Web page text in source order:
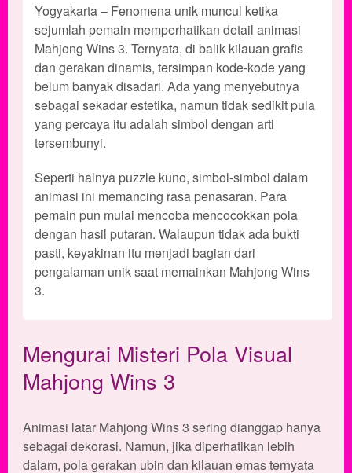
Yogyakarta – Fenomena unik muncul ketika
sejumlah pemain memperhatikan detail animasi
Mahjong Wins 3. Ternyata, di balik kilauan grafis
dan gerakan dinamis, tersimpan kode-kode yang
belum banyak disadari. Ada yang menyebutnya
sebagai sekadar estetika, namun tidak sedikit pula
yang percaya itu adalah simbol dengan arti
tersembunyi.
Seperti halnya puzzle kuno, simbol-simbol dalam
animasi ini memancing rasa penasaran. Para
pemain pun mulai mencoba mencocokkan pola
dengan hasil putaran. Walaupun tidak ada bukti
pasti, keyakinan itu menjadi bagian dari
pengalaman unik saat memainkan Mahjong Wins
3.
Mengurai Misteri Pola Visual
Mahjong Wins 3
Animasi latar Mahjong Wins 3 sering dianggap hanya
sebagai dekorasi. Namun, jika diperhatikan lebih
dalam, pola gerakan ubin dan kilauan emas ternyata